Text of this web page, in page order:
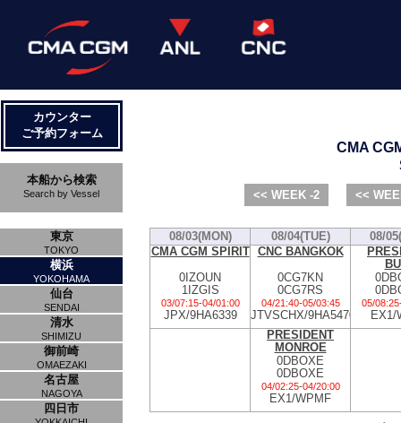
カウンター
ご予約フォーム
本船から検索
Search by Vessel
東京
TOKYO
横浜
YOKOHAMA
仙台
SENDAI
清水
SHIMIZU
御前崎
OMAEZAKI
名古屋
NAGOYA
四日市
CMA
<< WEEK -2 <<
08/03(MON) 08/04(TUE)
08/
CMA CGM SPIRIT
0IZOUN
1IZGIS
03/07:15-04/01:00
JPX/9HA6339
CNC BANGKOK
0CG7KN
0CG7RS
04/21:40-05/03:45
JTVSCHX/9HA5470
05/08:25
EX1/
PRESIDENT
MONROE
0DBOXE
0DBOXE
04/02:25-04/20:00
EX1/WPMF